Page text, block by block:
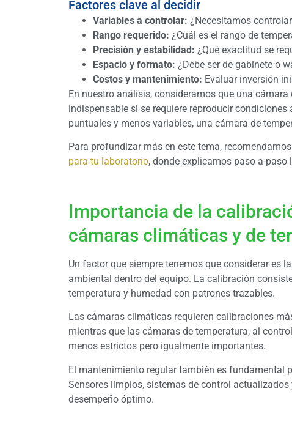
Factores clave al decidir
Variables a controlar: ¿Necesitamos
Rango requerido: ¿Cuál es el rango de
Precisión y estabilidad: ¿Qué exactitud se
Espacio y formato: ¿Debe ser de gabinete o
Costos y mantenimiento: Evaluar inversión
En nuestro análisis, consideramos que una
indispensable si se requiere reproducir
puntuales y menos variables, una cámara de
Para profundizar más en este tema,
para tu laboratorio, donde explicamos paso a paso
Importancia de la
cámaras climáticas y de
Un factor que siempre tenemos que considerar es
ambiental dentro del equipo. La calibración
temperatura y humedad con patrones trazables.
Las cámaras climáticas requieren calibraciones
mientras que las cámaras de temperatura, al
menos estrictos pero igualmente importantes.
El mantenimiento regular también es fundamental
Sensores limpios, sistemas de control
desempeño óptimo.